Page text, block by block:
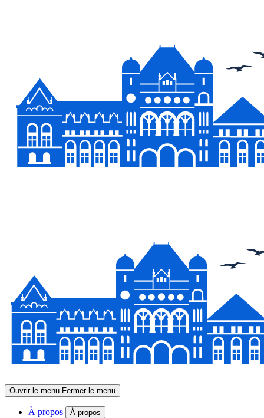
Ouvrir le menu Fermer le menu
À propos À propos